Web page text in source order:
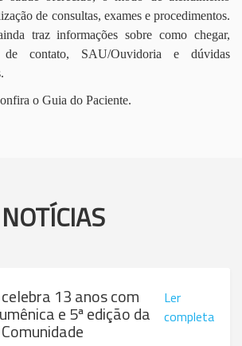
de consultas, exames e procedimentos.
traz informações sobre como chegar,
de contato, SAU/Ouvidoria e dúvidas
o Guia do Paciente.
NOTÍCIAS
13 anos com
e 5ª edição da
Ler
completa